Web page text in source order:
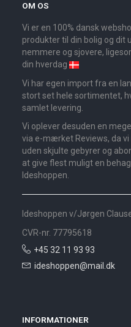
OM OS
Vi er en 100% dansk
produkter til din bolig og dit
nemmere og sjovere,
din hverdag
Vi har egen import fra en
stort set hele sortimentet,
samlet levering.
Vi oplever desuden en
via e-mærket Reviews, da
uden skjulte gebyrer og
at give flest muligt en
Ideshoppen.
Ideshoppen v/Jørgen
CVR-nr. 77795618
+45 32 11 93 93
ideshoppen@mail.dk
INFORMATIONER